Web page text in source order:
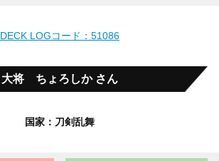
DECK LOGコード：51086
大将 ちょろしか さん
国家：刀剣乱舞